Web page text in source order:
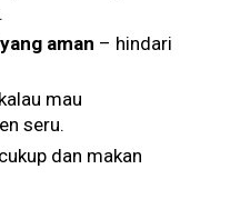
aman – hindari
mau
seru.
dan makan